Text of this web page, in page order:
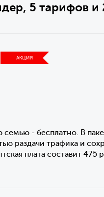
5 тарифов и
АКЦИЯ
- бесплатно. В
раздачи трафика и
плата составит 475